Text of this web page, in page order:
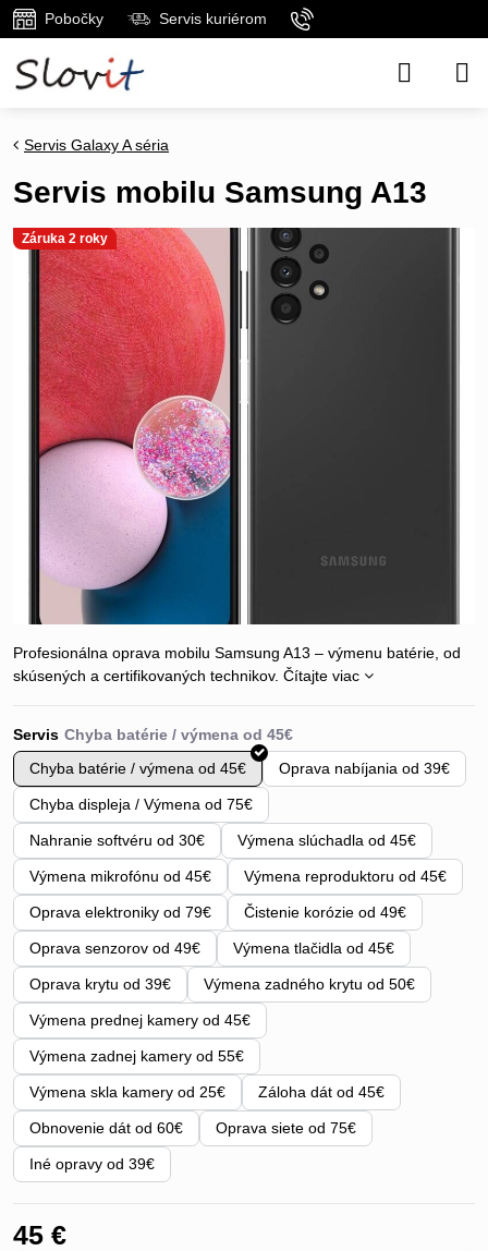
Pobočky Servis kuriérom
Záruka 2 roky
Servis Galaxy A séria
Servis mobilu Samsung A13
Profesionálna oprava mobilu Samsung A13 – výmenu batérie, od
skúsených a certifikovaných technikov. Čítajte viac
Servis
Chyba batérie / výmena od 45€
Oprava nabíjania od 39€
Chyba displeja / Výmena od 75€
Nahranie softvéru od 30€ Výmena slúchadla od 45€
Výmena mikrofónu od 45€ Výmena reproduktoru od 45€
Oprava elektroniky od 79€ Čistenie korózie od 49€
Oprava senzorov od 49€ Výmena tlačidla od 45€
Oprava krytu od 39€ Výmena zadného krytu od 50€
Výmena prednej kamery od 45€
Výmena zadnej kamery od 55€
Výmena skla kamery od 25€ Záloha dát od 45€
Obnovenie dát od 60€ Oprava siete od 75€
Iné opravy od 39€
45 €